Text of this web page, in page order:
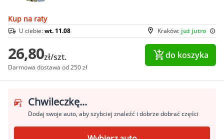
Kup na raty
Kraków: już jutro
U ciebie:wt. 11.08
26,80zł/szt.
Darmowa dostawa od 250 zł
do koszyka
Chwileczkę...
Dodaj swoje auto, aby szybciej znaleźć i dobrze dobrać części